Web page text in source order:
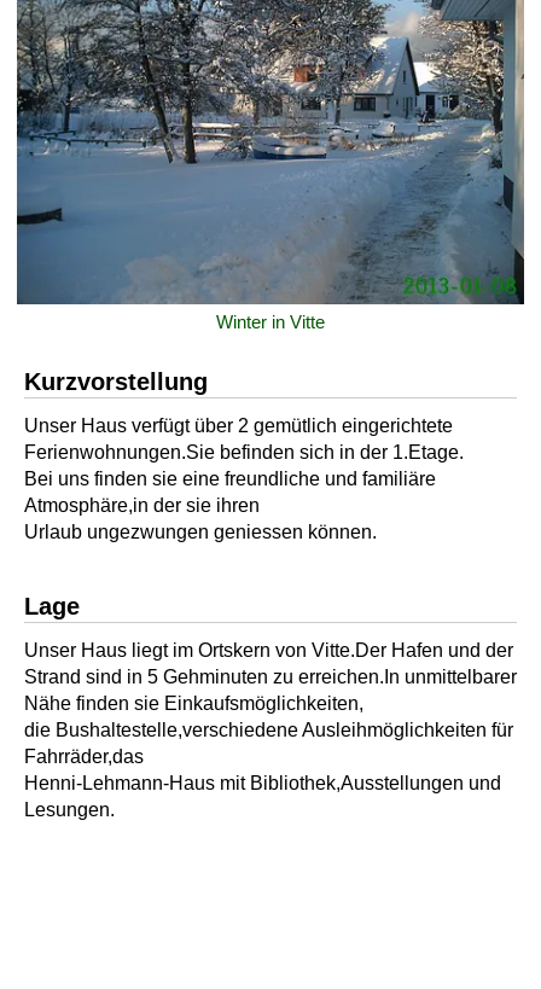
Winter in Vitte
Kurzvorstellung
Unser Haus verfügt über 2 gemütlich eingerichtete
Ferienwohnungen.Sie befinden sich in der 1.Etage.
Bei uns finden sie eine freundliche und familiäre
Atmosphäre,in der sie ihren
Urlaub ungezwungen geniessen können.
Lage
Unser Haus liegt im Ortskern von Vitte.Der Hafen und der
Strand sind in 5 Gehminuten zu erreichen.In unmittelbarer
Nähe finden sie Einkaufsmöglichkeiten,
die Bushaltestelle,verschiedene Ausleihmöglichkeiten für
Fahrräder,das
Henni-Lehmann-Haus mit Bibliothek,Ausstellungen und
Lesungen.